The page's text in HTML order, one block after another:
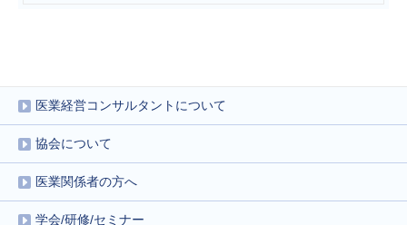
医業経営コンサルタントについて
協会について
医業関係者の方へ
学会/研修/セミナー